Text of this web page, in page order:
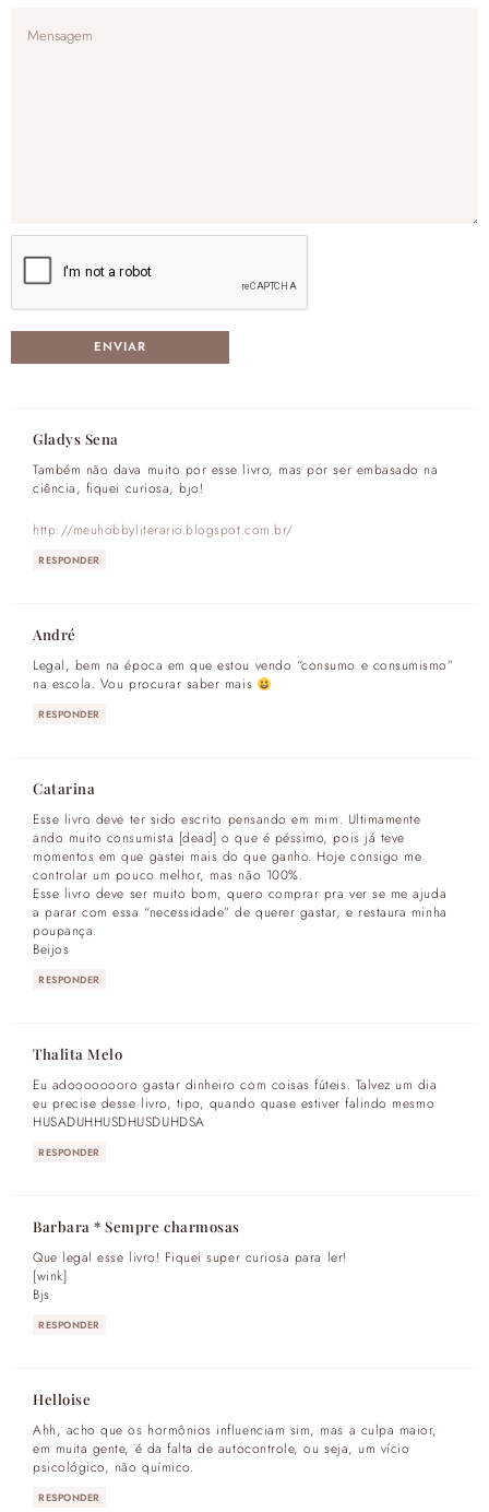
Gladys Sena
Também não dava muito por esse livro, mas por ser embasado na
ciência, fiquei curiosa, bjo!
http://meuhobbyliterario.blogspot.com.br/
RESPONDER
André
Legal, bem na época em que estou vendo “consumo e consumismo”
na escola. Vou procurar saber mais
RESPONDER
Catarina
Esse livro deve ter sido escrito pensando em mim. Ultimamente
ando muito consumista [dead] o que é péssimo, pois já teve
momentos em que gastei mais do que ganho. Hoje consigo me
controlar um pouco melhor, mas não 100%.
Esse livro deve ser muito bom, quero comprar pra ver se me ajuda
a parar com essa “necessidade” de querer gastar, e restaura minha
poupança.
Beijos
RESPONDER
Thalita Melo
Eu adoooooooro gastar dinheiro com coisas fúteis. Talvez um dia
eu precise desse livro, tipo, quando quase estiver falindo mesmo
HUSADUHHUSDHUSDUHDSA
RESPONDER
Barbara * Sempre charmosas
Que legal esse livro! Fiquei super curiosa para ler!
[wink]
Bjs
RESPONDER
Helloise
Ahh, acho que os hormônios influenciam sim, mas a culpa maior,
em muita gente, é da falta de autocontrole, ou seja, um vício
psicológico, não químico.
RESPONDER